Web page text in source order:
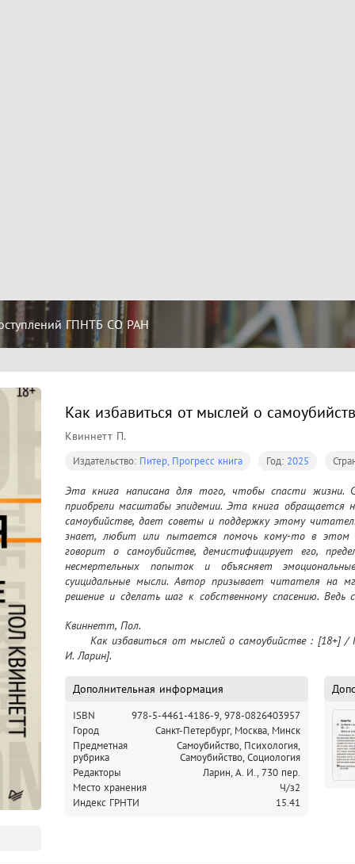
ГПНТБ СО РАН
Как избавиться от мыслей о
Квиннетт П.
Издательство: Питер, Прогресс книга Год: 2025
Эта книга написана для того, чтобы спасти жизни.
приобрели масштабы эпидемии. Эта книга обращается
самоубийстве, дает советы и поддержку этому
знает, любит или пытается помочь кому-то в этом
говорит о самоубийстве, демистифицирует его,
несмертельных попыток и объясняет
суицидальные мысли. Автор призывает читателя на
решение и сделать шаг к собственному спасению. Ведь
Квиннетт, Пол.
	Как избавиться от мыслей о самоубийстве : [18+] / Пол Квиннетт ; [перевел с английского А.
И. Ларин].
Дополнительная информация
ISBN 978-5-4461-4186-9, 978-0826403957
Город
Санкт-Петербург, Москва, Минск
Предметная
рубрика
Самоубийство, Психология,
Самоубийство, Социология
Редакторы
Ларин, А. И., 730 пер.
Место хранения
Ч/з2
Индекс ГРНТИ
15.41